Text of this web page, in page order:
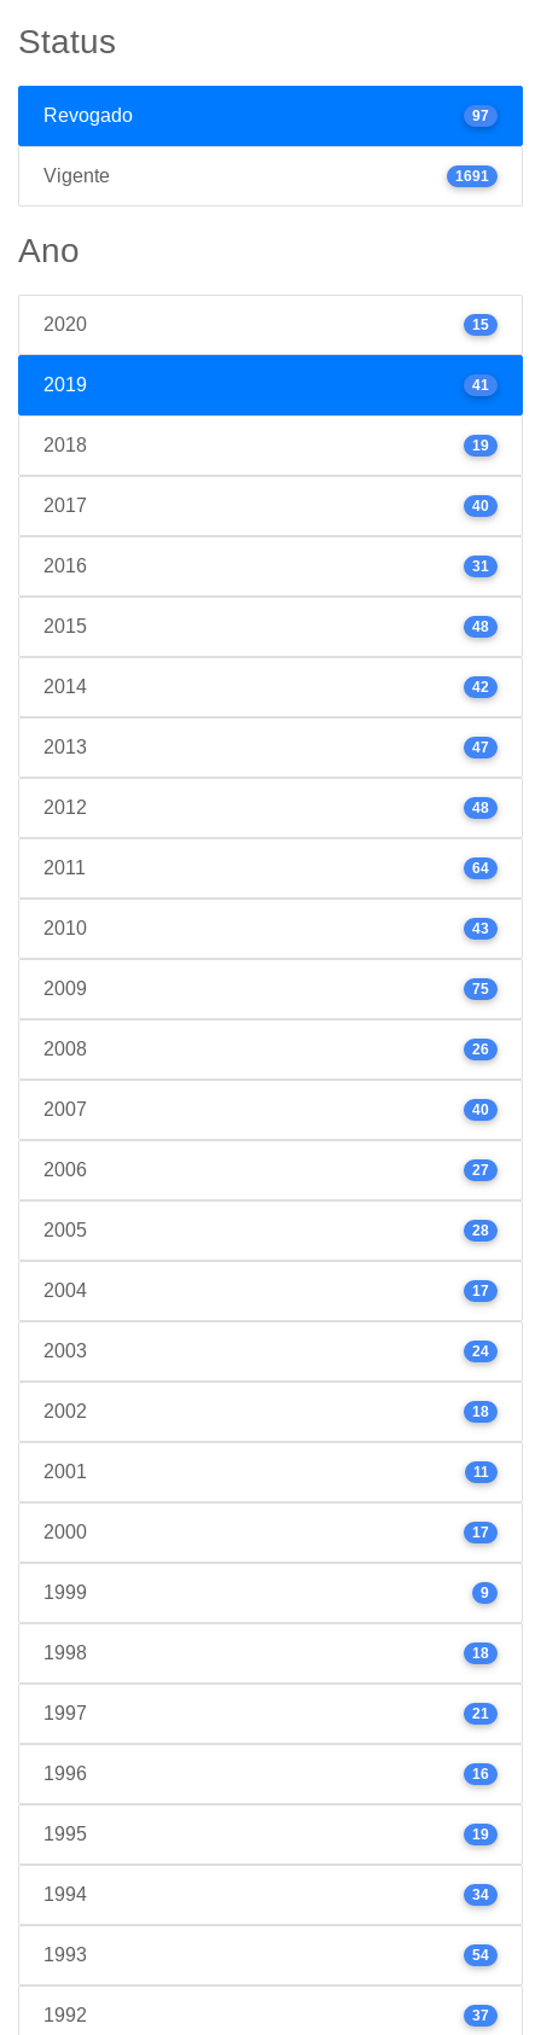
Status
Revogado 97
Vigente 1691
Ano
2020 15
2019 41
2018 19
2017 40
2016 31
2015 48
2014 42
2013 47
2012 48
2011 64
2010 43
2009 75
2008 26
2007 40
2006 27
2005 28
2004 17
2003 24
2002 18
2001 11
2000 17
1999 9
1998 18
1997 21
1996 16
1995 19
1994 34
1993 54
1992 37